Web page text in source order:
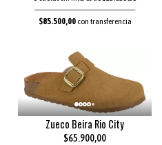
$85.500,00con transferencia
Zueco Beira Rio City
$65.900,00